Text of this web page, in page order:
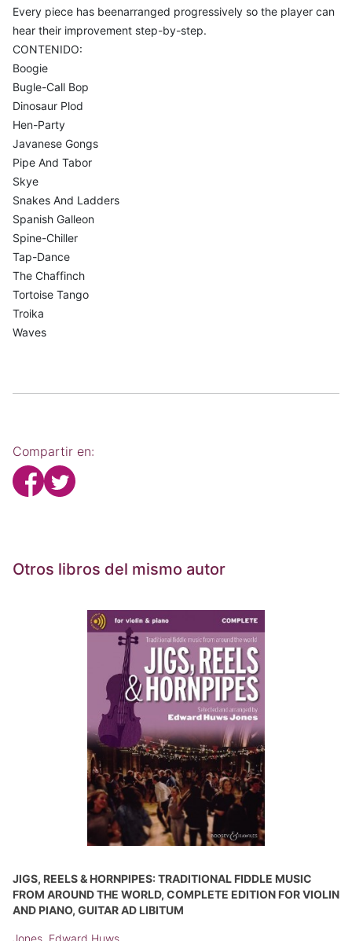
Every piece has beenarranged progressively so the player can
hear their improvement step-by-step.
CONTENIDO:
Boogie
Bugle-Call Bop
Dinosaur Plod
Hen-Party
Javanese Gongs
Pipe And Tabor
Skye
Snakes And Ladders
Spanish Galleon
Spine-Chiller
Tap-Dance
The Chaffinch
Tortoise Tango
Troika
Waves
Compartir en:
Otros libros del mismo autor
JIGS, REELS & HORNPIPES: TRADITIONAL FIDDLE MUSIC
FROM AROUND THE WORLD, COMPLETE EDITION FOR VIOLIN
AND PIANO, GUITAR AD LIBITUM
Jones, Edward Huws